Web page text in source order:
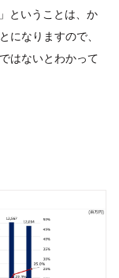
ということは、か
になりますので、
はないとわかって